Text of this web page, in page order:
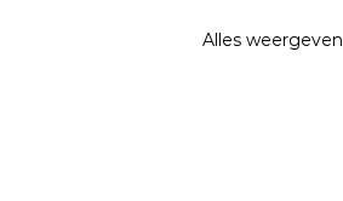
Alles weergeven